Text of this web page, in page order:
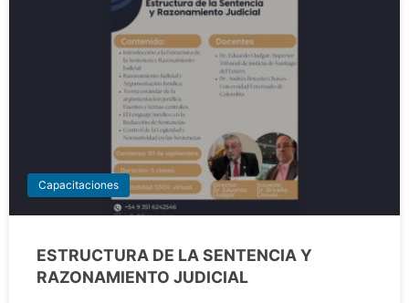
Capacitaciones
ESTRUCTURA DE LA SENTENCIA Y
RAZONAMIENTO JUDICIAL